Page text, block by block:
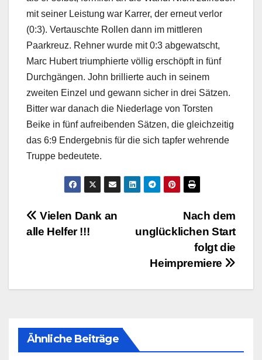
mit seiner Leistung war Karrer, der erneut verlor
(0:3). Vertauschte Rollen dann im mittleren
Paarkreuz. Rehner wurde mit 0:3 abgewatscht,
Marc Hubert triumphierte völlig erschöpft in fünf
Durchgängen. John brillierte auch in seinem
zweiten Einzel und gewann sicher in drei Sätzen.
Bitter war danach die Niederlage von Torsten
Beike in fünf aufreibenden Sätzen, die gleichzeitig
das 6:9 Endergebnis für die sich tapfer wehrende
Truppe bedeutete.
BeitragsnavigationNach dem
unglücklichen Start
folgt die
Heimpremiere
Vielen Dank an
alle Helfer !!!
Ähnliche Beiträge